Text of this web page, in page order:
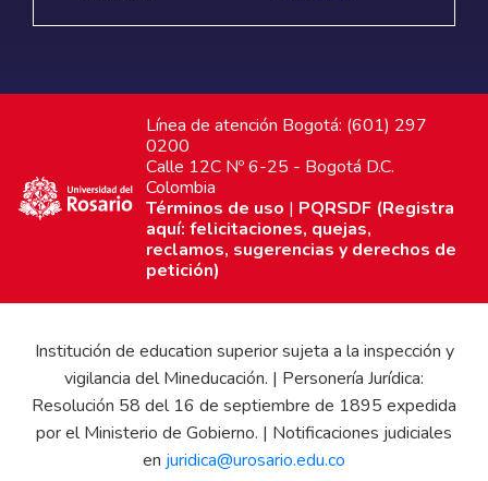
Línea de atención Bogotá: (601) 297
0200
Calle 12C Nº 6-25 - Bogotá D.C.
Colombia
Términos de uso | PQRSDF (Registra
aquí: felicitaciones, quejas,
reclamos, sugerencias y derechos de
petición)
Institución de education superior sujeta a la inspección y
vigilancia del Mineducación. | Personería Jurídica:
Resolución 58 del 16 de septiembre de 1895 expedida
por el Ministerio de Gobierno. | Notificaciones judiciales
en juridica@urosario.edu.co